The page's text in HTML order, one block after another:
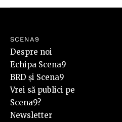
SCENA9
Despre noi
Echipa Scena9
BRD și Scena9
Vrei să publici pe
Scena9?
Newsletter